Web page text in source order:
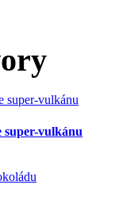
super-vulkánu